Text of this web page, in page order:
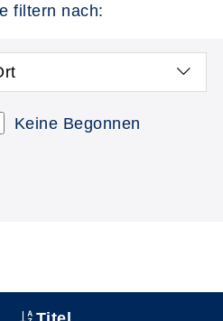
filtern nach:
Keine Begonnen